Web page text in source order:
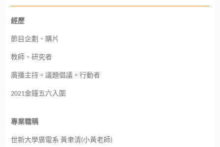
經歷
節目企劃、購片
教師、研究者
廣播主持。議題倡議。行動者
2021金鐘五六入圍
專業職稱
世新大學廣電系 黃聿清(小黃老師)